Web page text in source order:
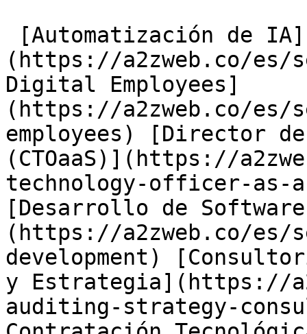
(https://a2zweb.co/es/
Digital Employees]
(https://a2zweb.co/
employees) [Director
(CTOaaS)](https://
technology-officer-as-
[Desarrollo de
(https://a2zweb.co/es/
development)
y Estrategia](https://
auditing-strategy-